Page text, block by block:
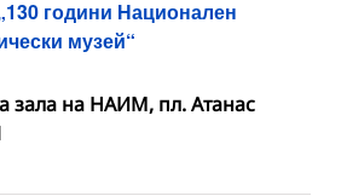
години Национален
музей“
зала на НАИМ, пл. Атанас